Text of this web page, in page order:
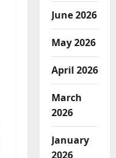
June 2026
May 2026
April 2026
March
2026
January
2026